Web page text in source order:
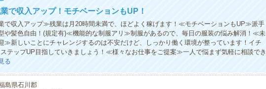
で収入アップ！モチベーションもUP！
で収入アップ≫残業は月20時間未満で、ほどよく稼げます！≪モチベーションもUP≫派手
や髪色自由！(規定有)≪機能的な制服アリ≫制服があるので、毎日の服装の悩み解消！≪未
≫新しいことにチャレンジするのは不安だけど、しっかり働く環境が整っています！イチ
テップUP目指していきましょう！≪様々なお仕事をご提案≫一人で悩まず気軽に相談でき
る
島県石川郡